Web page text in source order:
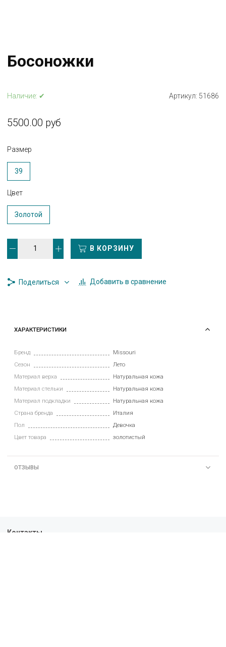
Босоножки
Наличие: ✔ Артикул: 51686
5500.00 руб
Размер
39
Цвет
Золотой
В КОРЗИНУ
Поделиться Добавить в сравнение
ХАРАКТЕРИСТИКИ
Бренд
Missouri
Сезон
Лето
Материал верха
Натуральная кожа
Материал стельки
Натуральная кожа
Материал подкладки
Натуральная кожа
Страна бренда
Италия
Пол
Девочка
Цвет товара
золотистый
ОТЗЫВЫ
Контакты